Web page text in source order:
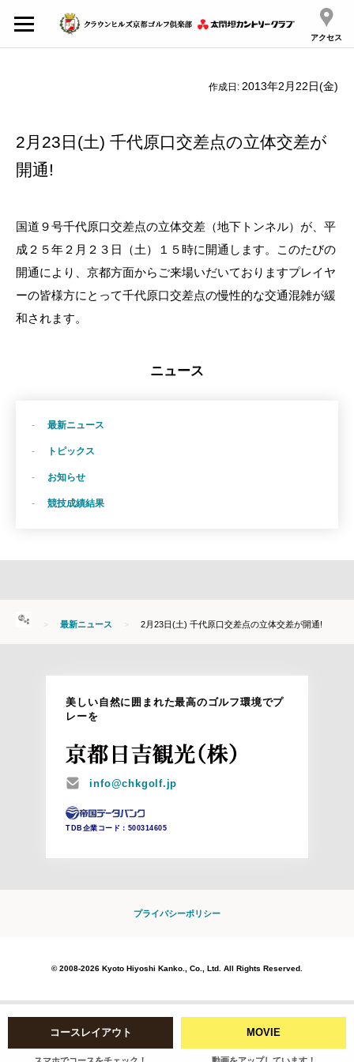
アクセス
コースレイアウト MOVIE
作成日: 2013年2月22日(金)
2月23日(土) 千代原口交差点の立体交差が
開通!
国道９号千代原口交差点の立体交差（地下トンネル）が、平
成２５年２月２３日（土）１５時に開通します。このたびの
開通により、京都方面からご来場いだいておりますプレイヤ
ーの皆様方にとって千代原口交差点の慢性的な交通混雑が緩
和されます。
ニュース
最新ニュース
トピックス
お知らせ
競技成績結果
最新ニュース 2月23日(土) 千代原口交差点の立体交差が開通!
美しい自然に囲まれた最高のゴルフ環境でプ
レーを
MAIL
info@chkgolf.jp
TDB企業コード： 500314605
プライバシーポリシー
© 2008-2026 Kyoto Hiyoshi Kanko., Co., Ltd. All Rights Reserved.